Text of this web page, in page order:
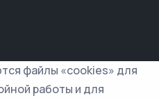
файлы «cookies» для
работы и для